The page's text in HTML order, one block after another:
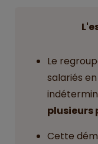
Le
salariés
plusieurs
Cette